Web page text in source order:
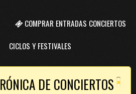
COMPRAR ENTRADAS CONCIERTOS
CICLOS Y FESTIVALES
×
DE CONCIERTOS